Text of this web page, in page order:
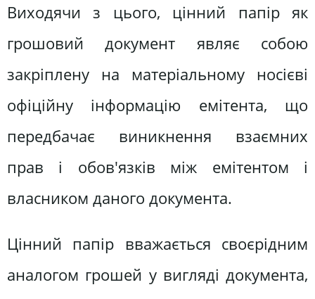
Виходячи з цього, цінний папір як
грошовий документ являє собою
закріплену на матеріальному носієві
офіційну інформацію емітента, що
передбачає виникнення взаємних
прав і обов'язків між емітентом і
власником даного документа.
Цінний папір вважається своєрідним
аналогом грошей у вигляді документа,